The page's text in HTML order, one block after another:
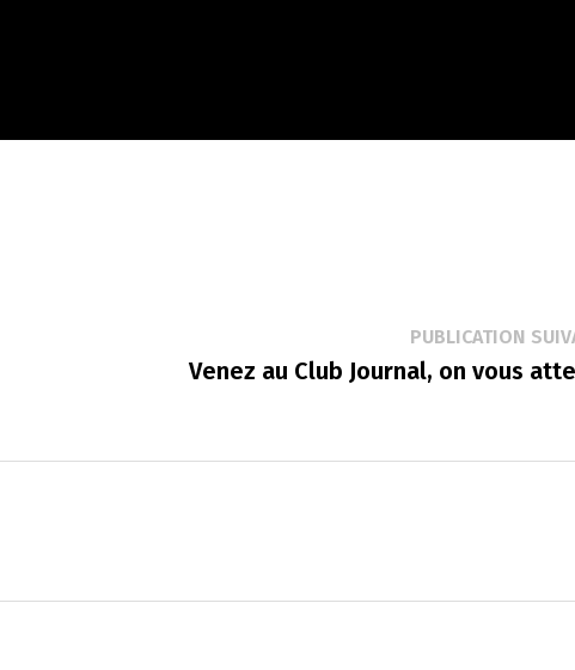
PUBLICATION
Venez au Club Journal, on vous